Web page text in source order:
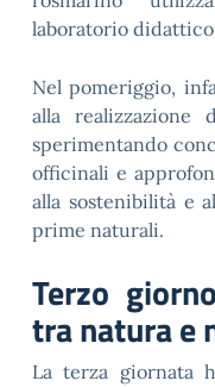
laboratorio
Nel pomeriggio,
alla realizzazione
sperimentando
officinali e
alla sostenibilità e
prime naturali.
Terzo
tra natura e
La terza giornata